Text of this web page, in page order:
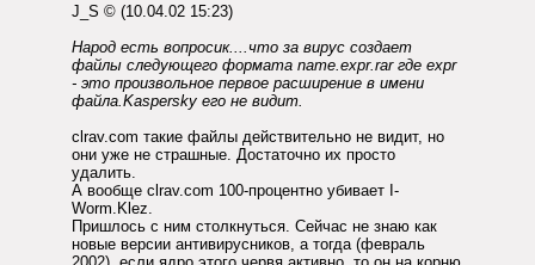
J_S © (10.04.02 15:23)
Народ есть вопросик....что за вирус создает
файлы следующего формата name.expr.rar где expr
- это произвольное первое расширение в имени
файла.Kaspersky его не видит.
clrav.com такие файлы действительно не видит, но
они уже не страшные. Достаточно их просто
удалить.
А вообще clrav.com 100-процентно убивает I-
Worm.Klez.
Пришлось с ним столкнуться. Сейчас не знаю как
новые версии антивирусников, а тогда (февраль